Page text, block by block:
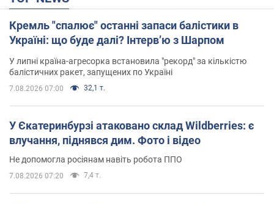
Кремль "спалює" останні запаси балістики в
Україні: що буде далі? Інтерв’ю з Шарпом
У липні країна-агресорка встановила "рекорд" за кількістю
балістичних ракет, запущених по Україні
7.08.2026 07:00 32,1 т.
У Єкатеринбурзі атаковано склад Wildberries: є
влучання, піднявся дим. Фото і відео
Не допомогла росіянам навіть робота ППО
7.08.2026 07:20 7,4 т.